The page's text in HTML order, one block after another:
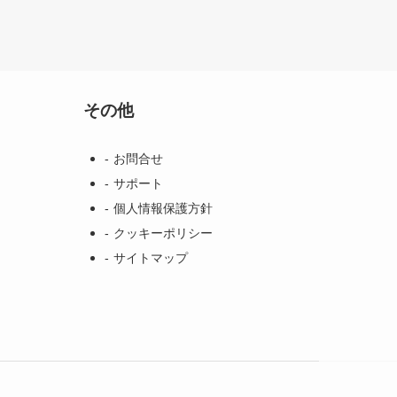
その他
お問合せ
サポート
個人情報保護方針
クッキーポリシー
サイトマップ